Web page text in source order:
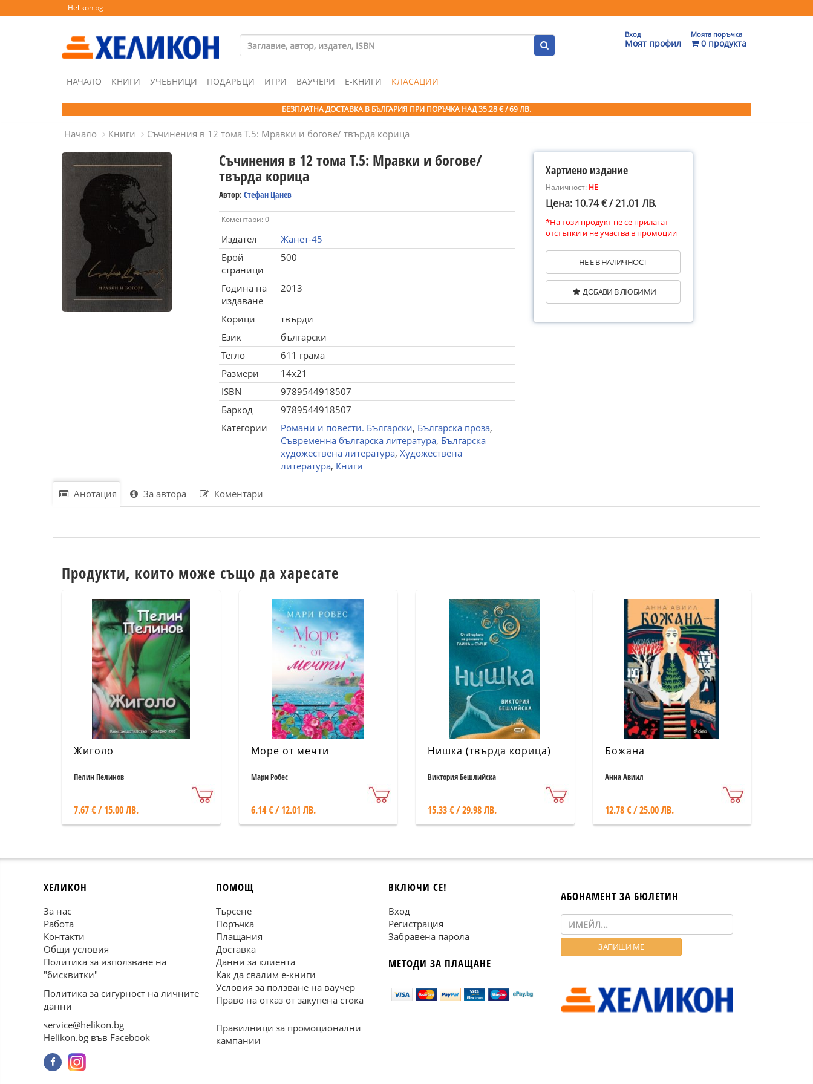
Helikon.bg
Вход
Моят профил
Моята поръчка
0 продукта
НАЧАЛО КНИГИ УЧЕБНИЦИ ПОДАРЪЦИ ИГРИ ВАУЧЕРИ Е-КНИГИ КЛАСАЦИИ
БЕЗПЛАТНА ДОСТАВКА В БЪЛГАРИЯ ПРИ ПОРЪЧКА НАД 35.28 € / 69 ЛВ.
Начало Книги Съчинения в 12 тома Т.5: Мравки и богове/ твърда корица
Съчинения в 12 тома Т.5: Мравки и богове/
твърда корица
Автор: Стефан Цанев
Коментари: 0
Издател
Жанет-45
Брой
страници
500
Година на
издаване
2013
Корици
твърди
Език
български
Тегло
611 грама
Размери
14x21
ISBN
9789544918507
Баркод
9789544918507
Категории
Романи и повести. Български, Българска проза,
Съвременна българска литература, Българска
художествена литература, Художествена
литература, Книги
Хартиено издание
Наличност: НЕ
Цена: 10.74 € / 21.01 ЛВ.
*На този продукт не се прилагат
отстъпки и не участва в промоции
НЕ Е В НАЛИЧНОСТ
ДОБАВИ В ЛЮБИМИ
Анотация За автора Коментари
Продукти, които може също да харесате
Жиголо
Пелин Пелинов
7.67 € / 15.00 ЛВ.
Море от мечти
Мари Робес
6.14 € / 12.01 ЛВ.
Нишка (твърда корица)
Виктория Бешлийска
15.33 € / 29.98 ЛВ.
Божана
Анна Авиил
12.78 € / 25.00 ЛВ.
ХЕЛИКОН
За нас
Работа
Контакти
Общи условия
Политика за използване на
"бисквитки"
Политика за сигурност на личните
данни
service@helikon.bg
Helikon.bg във Facebook
ПОМОЩ
Търсене
Поръчка
Плащания
Доставка
Данни за клиента
Как да свалим е-книги
Условия за ползване на ваучер
Право на отказ от закупена стока
Правилници за промоционални
кампании
ВКЛЮЧИ СЕ!
Вход
Регистрация
Забравена парола
МЕТОДИ ЗА ПЛАЩАНЕ
АБОНАМЕНТ ЗА БЮЛЕТИН